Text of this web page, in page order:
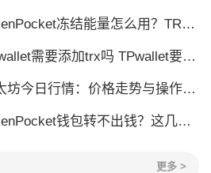
冻结能量怎么用？TRX冻结获取能量详解
需要添加trx吗 TPwallet要不要充TRX？一文说清
坊今日行情：价格走势与操作建议
钱包转不出钱？这几种情况你可能遇到过
更多 >